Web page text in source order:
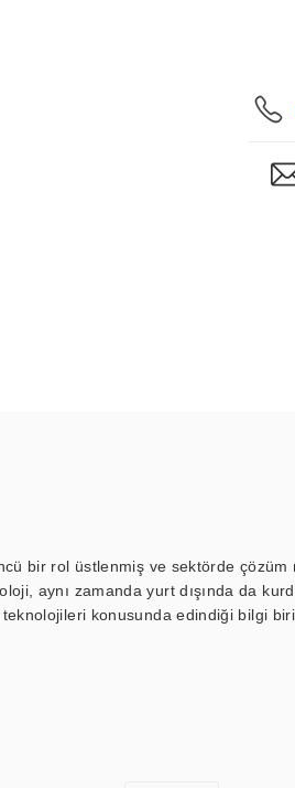
bir rol üstlenmiş ve sektörde
aynı zamanda yurt dışında da
konusunda edindiği bilgi